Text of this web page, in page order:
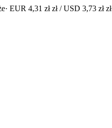
· EUR 4,31 zł zł / USD 3,73 zł zł